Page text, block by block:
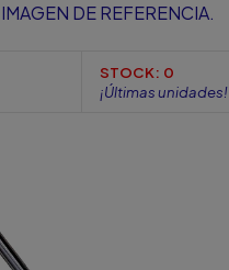
DE REFERENCIA.
STOCK: 0
¡Últimas unidades!